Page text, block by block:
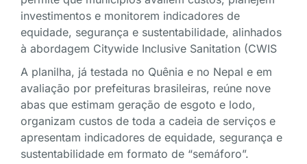
investimentos e monitorem indicadores de
equidade, segurança e sustentabilidade, alinhados
à abordagem Citywide Inclusive Sanitation (CWIS
A planilha, já testada no Quênia e no Nepal e em
avaliação por prefeituras brasileiras, reúne nove
abas que estimam geração de esgoto e lodo,
organizam custos de toda a cadeia de serviços e
apresentam indicadores de equidade, segurança e
sustentabilidade em formato de “semáforo”.